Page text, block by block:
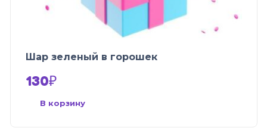
Шар зеленый в горошек
130₽
В корзину